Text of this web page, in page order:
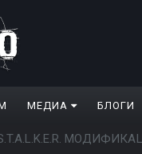
МЕДИА БЛОГИ